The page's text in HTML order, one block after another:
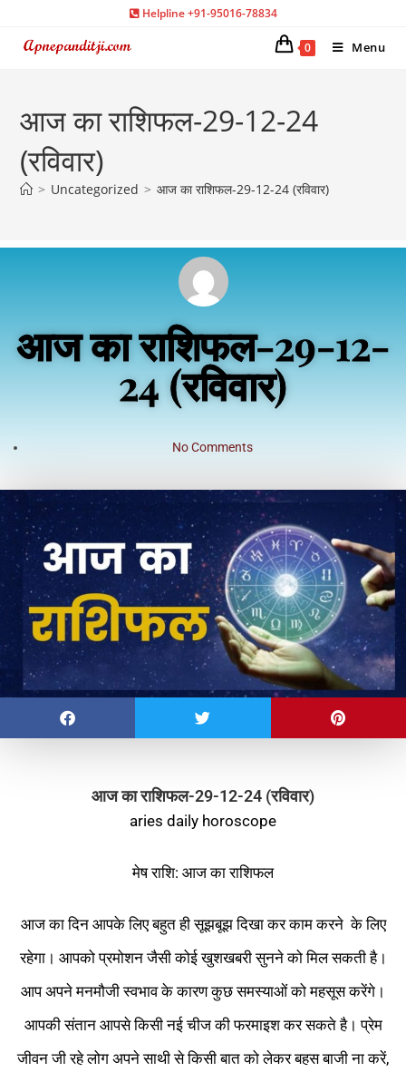
Helpline +91-95016-78834
0 Menu
आज का राशिफल-29-12-24
(रविवार)
> Uncategorized > आज का राशिफल-29-12-24 (रविवार)
आज का राशिफल-29-12-
24 (रविवार)
No Comments
आज का राशिफल-29-12-24 (रविवार)
aries daily horoscope
मेष राशि: आज का राशिफल
आज का दिन आपके लिए बहुत ही सूझबूझ दिखा कर काम करने के लिए
रहेगा। आपको प्रमोशन जैसी कोई खुशखबरी सुनने को मिल सकती है।
आप अपने मनमौजी स्वभाव के कारण कुछ समस्याओं को महसूस करेंगे।
आपकी संतान आपसे किसी नई चीज की फरमाइश कर सकते है। प्रेम
जीवन जी रहे लोग अपने साथी से किसी बात को लेकर बहस बाजी ना करें,